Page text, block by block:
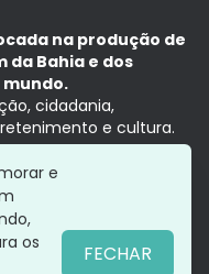
na produção de
da Bahia e dos
mundo.
cidadania,
e cultura.
no tempo presente,
e
os
FECHAR